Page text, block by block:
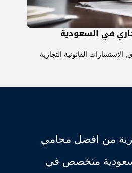
في السعودية
الاستشارات القانونية التجارية
من افضل محامي
متخصص في